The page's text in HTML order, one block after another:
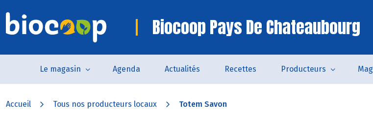
Biocoop Pays De Chateaubourg
Le magasin Agenda Actualités Recettes Producteurs
Accueil Tous nos producteurs locaux Totem Savon